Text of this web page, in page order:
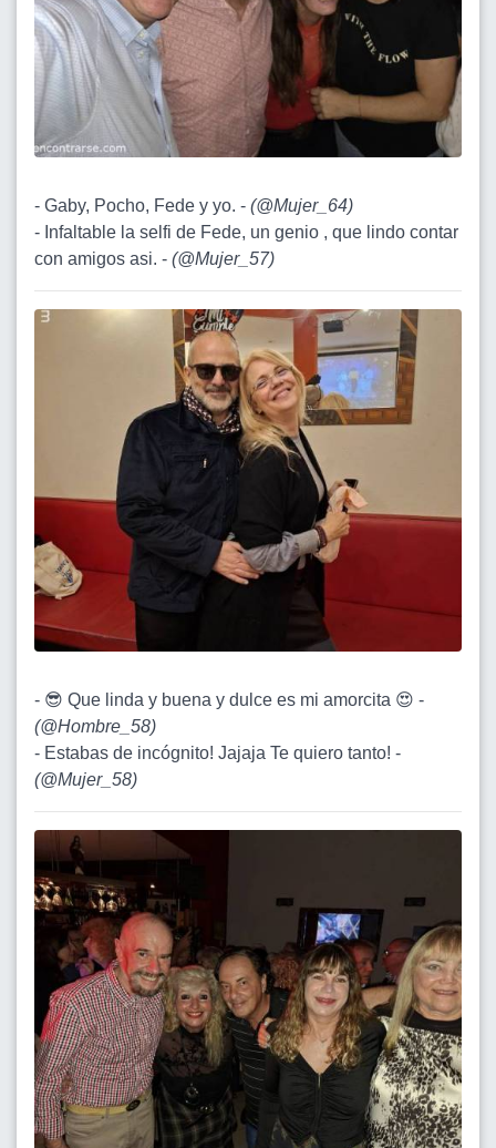
- Gaby, Pocho, Fede y yo. - (@Mujer_64)
- Infaltable la selfi de Fede, un genio , que lindo contar
con amigos asi. - (@Mujer_57)
- 😎 Que linda y buena y dulce es mi amorcita 😍 -
(@Hombre_58)
- Estabas de incógnito! Jajaja Te quiero tanto! -
(@Mujer_58)